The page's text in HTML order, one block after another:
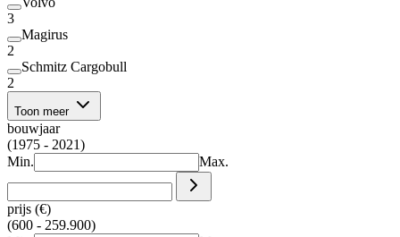
3
Magirus
2
Schmitz Cargobull
2
Toon meer
bouwjaar
(1975 - 2021)
Min.
Max.
prijs (€)
(600 - 259.900)